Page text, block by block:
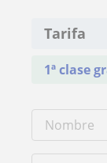
Tarifa
1ª clase